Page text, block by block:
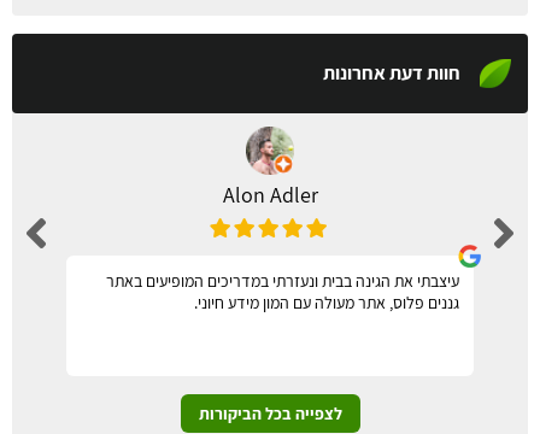
חוות דעת אחרונות
Alon Adler
עיצבתי את הגינה בבית ונעזרתי במדריכים המופיעים באתר
גננים פלוס, אתר מעולה עם המון מידע חיוני.
לצפייה בכל הביקורות